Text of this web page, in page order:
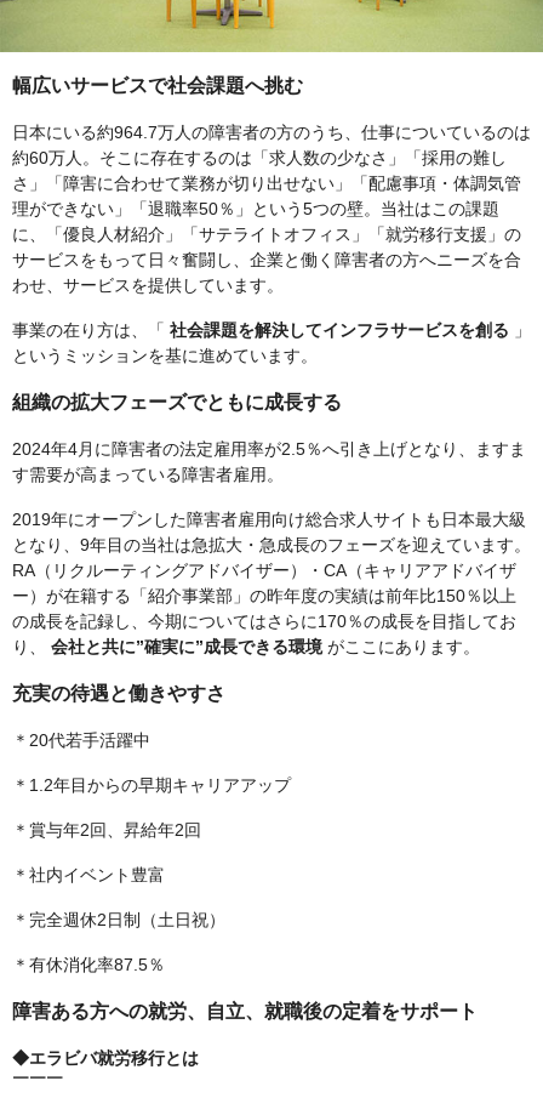
幅広いサービスで社会課題へ挑む
日本にいる約964.7万人の障害者の方のうち、仕事についているのは
約60万人。そこに存在するのは「求人数の少なさ」「採用の難し
さ」「障害に合わせて業務が切り出せない」「配慮事項・体調気管
理ができない」「退職率50％」という5つの壁。当社はこの課題
に、「優良人材紹介」「サテライトオフィス」「就労移行支援」の
サービスをもって日々奮闘し、企業と働く障害者の方へニーズを合
わせ、サービスを提供しています。
事業の在り方は、「 社会課題を解決してインフラサービスを創る 」
というミッションを基に進めています。
組織の拡大フェーズでともに成長する
2024年4月に障害者の法定雇用率が2.5％へ引き上げとなり、ますま
す需要が高まっている障害者雇用。
2019年にオープンした障害者雇用向け総合求人サイトも日本最大級
となり、9年目の当社は急拡大・急成長のフェーズを迎えています。
RA（リクルーティングアドバイザー）・CA（キャリアアドバイザ
ー）が在籍する「紹介事業部」の昨年度の実績は前年比150％以上
の成長を記録し、今期についてはさらに170％の成長を目指してお
り、 会社と共に”確実に”成長できる環境がここにあります。
充実の待遇と働きやすさ
＊20代若手活躍中
＊1.2年目からの早期キャリアアップ
＊賞与年2回、昇給年2回
＊社内イベント豊富
＊完全週休2日制（土日祝）
＊有休消化率87.5％
障害ある方への就労、自立、就職後の定着をサポート
◆エラビバ就労移行とは
￣￣￣